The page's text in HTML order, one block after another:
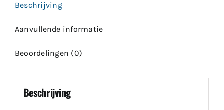
Beschrijving
Aanvullende informatie
Beoordelingen (0)
Beschrijving